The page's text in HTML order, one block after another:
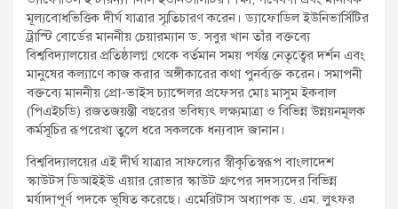
মূল্যবোধভিত্তিক দীর্ঘ যাত্রার স্মৃতিচারণ করেন। ড্যাফোডিল ইউনিভার্সিটির
ট্রাস্টি বোর্ডের মাননীয় চেয়ারম্যান ড. সবুর খান তাঁর বক্তব্যে
বিশ্ববিদ্যালয়ের প্রতিষ্ঠালগ্ন থেকে বর্তমান সময় পর্যন্ত নেতৃত্বের দর্শন এবং
মানুষের কল্যাণে কাজ করার অঙ্গীকারের কথা পুনর্ব্যক্ত করেন। সমাপনী
বক্তব্যে মাননীয় প্রো-ভাইস চ্যান্সেলর প্রফেসর মোঃ মাসুম ইকবাল
(পিএইচডি) রজতজয়ন্তী বছরের ভবিষ্যৎ লক্ষ্যমাত্রা ও বিভিন্ন উন্নয়নমূলক
কর্মসূচির রূপরেখা তুলে ধরে সকলকে ধন্যবাদ জানান।
বিশ্ববিদ্যালয়ের এই দীর্ঘ যাত্রার সাফল্যের স্বীকৃতিস্বরূপ বাংলাদেশ
স্কাউটস ডিআইইউ এয়ার রোভার স্কাউট গ্রুপের সদস্যদের বিভিন্ন
মর্যাদাপূর্ণ পদকে ভূষিত করেছে। এমেরিটাস অধ্যাপক ড. এম. লুৎফর